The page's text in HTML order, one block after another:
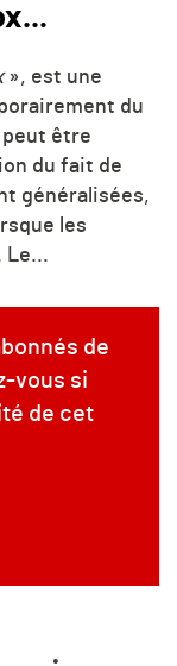
», est une
du
peut être
du fait de
généralisées,
les
Le...
de
vous si
de cet